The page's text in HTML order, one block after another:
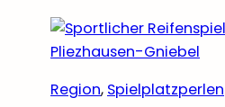
Region, Spielplatzperlen